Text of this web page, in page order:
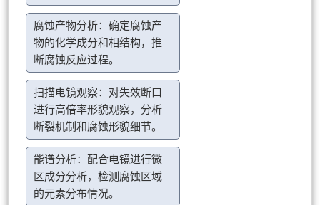
腐蚀产物分析：确定腐蚀产
物的化学成分和相结构，推
断腐蚀反应过程。
扫描电镜观察：对失效断口
进行高倍率形貌观察，分析
断裂机制和腐蚀形貌细节。
能谱分析：配合电镜进行微
区成分分析，检测腐蚀区域
的元素分布情况。